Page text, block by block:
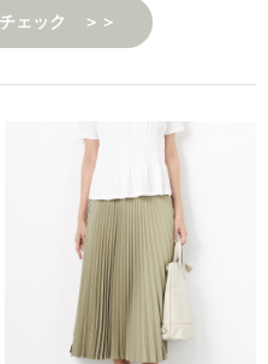
ェック ＞＞